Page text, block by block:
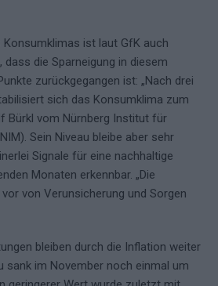
ist laut GfK auch
die Sparneigung in diesem
zurückgegangen ist: „Nach drei
sich das Konsumklima zum
Bürkl vom Nürnberg Institut für
Sein Niveau bleibe aber sehr
Signale für eine nachhaltige
Monaten erkennbar. „Die
von Verunsicherung und Sorgen
bleiben durch die Inflation weiter
sank im November noch einmal um